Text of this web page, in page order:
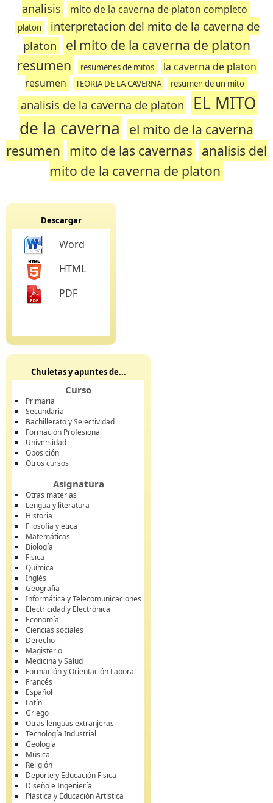
analisis
mito de la caverna de platon completo
platon
interpretacion del mito de la caverna de
platon
el mito de la caverna de platon
resumen
resumenes de mitos
la caverna de platon
resumen
TEORIA DE LA CAVERNA resumen de un mito
analisis de la caverna de platon
EL MITO
de la caverna
el mito de la caverna
resumen mito de las cavernas analisis del
mito de la caverna de platon
Descargar
Word
HTML
PDF
Chuletas y apuntes de...
Curso
Primaria
Secundaria
Bachillerato y Selectividad
Formación Profesional
Universidad
Oposición
Otros cursos
Asignatura
Otras materias
Lengua y literatura
Historia
Filosofía y ética
Matemáticas
Biología
Física
Química
Inglés
Geografía
Informática y Telecomunicaciones
Electricidad y Electrónica
Economía
Ciencias sociales
Derecho
Magisterio
Medicina y Salud
Formación y Orientación Laboral
Francés
Español
Latín
Griego
Otras lenguas extranjeras
Tecnología Industrial
Geología
Música
Religión
Deporte y Educación Física
Diseño e Ingeniería
Plástica y Educación Artística